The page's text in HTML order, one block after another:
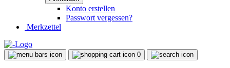
Konto erstellen
Passwort vergessen?
Merkzettel
0